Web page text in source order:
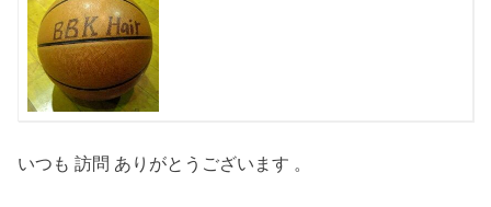
いつも 訪問 ありがとうございます 。